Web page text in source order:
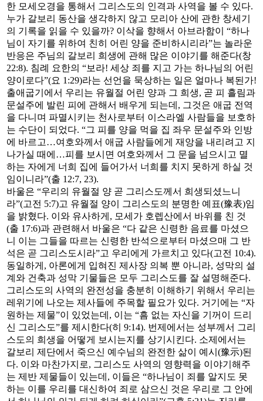
한 모세오경을 통해서 그리스도의 인격과 사역을 볼 수 있다.
누가 갈보리 동산을 생각하지 않고 모리아 산에 관한 창세기
의 기록을 읽을 수 있을까? 이삭을 향해서 아브라함이 “하나
님이 자기를 위하여 친히 어린 양을 준비하시리라”는 놀라운
반응은 주님의 갈보리 희생에 관해 많은 이야기를 해준다(창
22:8). 침례 요한의 “보라! 세상 죄를 지고 가는 하나님의 어린
양이로다”(요 1:29)라는 선언을 묵상하는 일은 얼마나 복된가!
출애굽기에서 우리는 유월절 어린 양과 그 희생, 곧 피 흘림과
문설주에 발린 피에 관해서 배우게 되는데, 그것은 애굽 전역
을 다니며 파멸시키는 천사로부터 이스라엘 사람들을 보호하
는 수단이 되었다. “그 피를 양을 먹을 집 좌우 문설주와 인방
에 바르고…여호와께서 애굽 사람들에게 재앙을 내리려고 지
나가실 때에…피를 보시면 여호와께서 그 문을 넘으시고 멸
하는 자에게 너희 집에 들어가서 너희를 치지 못하게 하실 것
임이니라”(출 12:7, 23).
바울은 “우리의 유월절 양 곧 그리스도께서 희생되셨느니
라”(고전 5:7)고 유월절 양이 그리스도의 분명한 예표(豫表)임
을 밝혔다. 이와 유사하게, 모세가 호렙산에서 바위를 친 것
(출 17:6)과 관련해서 바울은 “다 같은 신령한 음료를 마셨으
니 이는 그들을 따르는 신령한 반석으로부터 마셨으매 그 반
석은 곧 그리스도시라”고 우리에게 가르치고 있다(고전 10:4).
동일하게, 아론에게 입혀진 제사장 의복 뿐 아니라, 성막의 설
계와 건축과 성막 기물들은 모두 그리스도를 잘 설명해준다.
그리스도의 사역의 완전성을 충분히 이해하기 위해서 우리는
레위기에 나오는 제사들에 주목할 필요가 있다. 거기에는 “자
원하는 제물”이 있었는데, 이는 “흠 없는 자신을 기꺼이 드리
신 그리스도”를 제시한다(히 9:14). 번제에서는 성부께서 그리
스도의 희생을 어떻게 보시는지를 상기시킨다. 소제에서는
갈보리 제단에서 죽으신 예수님의 완전한 삶이 예시(豫示)된
다. 이와 마찬가지로, 그리스도 사역의 영향력을 이야기해주
는 제반 제물들이 있는데, 이들은 “하나님이 죄를 알지도 못
하는 이를 우리를 대신하여 죄로 삼으신 것은 우리로 그 안에